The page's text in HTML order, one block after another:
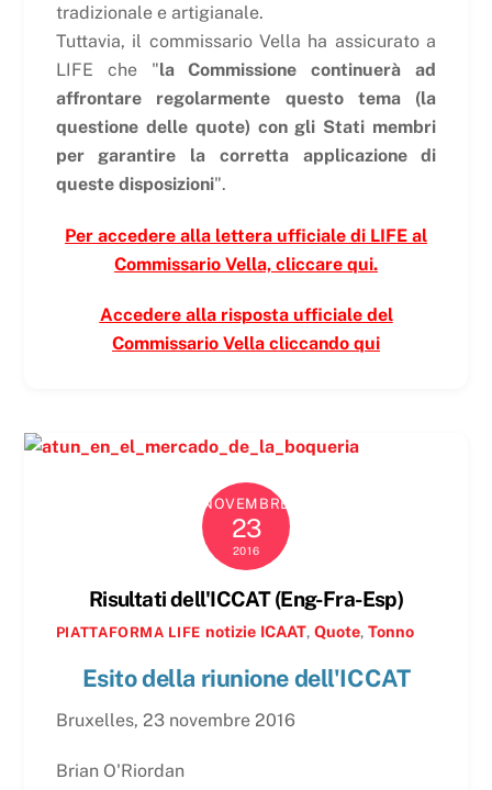
tradizionale e artigianale.
Tuttavia, il commissario Vella ha assicurato a
LIFE che "la Commissione continuerà ad
affrontare regolarmente questo tema (la
questione delle quote) con gli Stati membri
per garantire la corretta applicazione di
queste disposizioni".
Per accedere alla lettera ufficiale di LIFE al
Commissario Vella, cliccare qui.
Accedere alla risposta ufficiale del
Commissario Vella cliccando qui
NOVEMBRE
23
2016
Risultati dell'ICCAT (Eng-Fra-Esp)
PIATTAFORMA LIFE notizie ICAAT, Quote, Tonno
Esito della riunione dell'ICCAT
Bruxelles, 23 novembre 2016
Brian O'Riordan